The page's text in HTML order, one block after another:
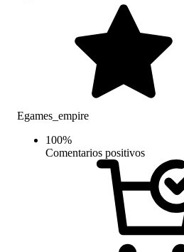
Egames_empire
100%
Comentarios positivos